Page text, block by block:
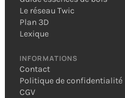
Le réseau Twic
Plan 3D
Lexique
INFORMATIONS
Contact
Politique de confidentialité
CGV